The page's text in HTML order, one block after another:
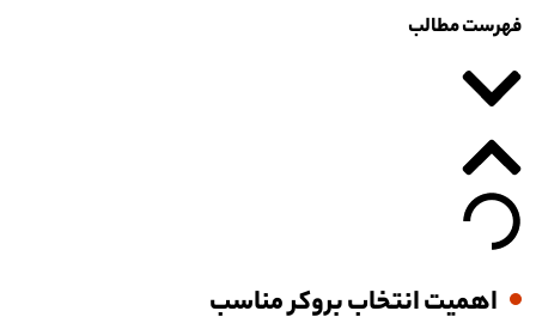
فهرست مطالب
اهمیت انتخاب بروکر مناسب